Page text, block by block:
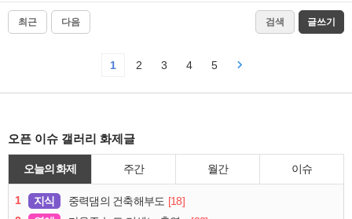
최근 다음 검색 글쓰기
1 2 3 4 5
오픈 이슈 갤러리 화제글
오늘의 화제 주간 월간 이슈
1 지식 중력댐의 건축해부도 [18]